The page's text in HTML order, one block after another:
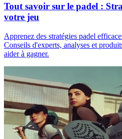
Tout savoir sur le padel :
votre jeu
Apprenez des stratégies padel
Conseils d'experts, analyses et
aider à gagner.